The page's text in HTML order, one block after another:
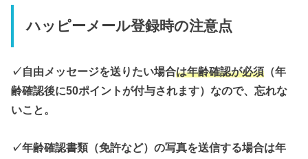
ハッピーメール登録時の注意点
✓自由メッセージを送りたい場合は年齢確認が必須 （年
齢確認後に50ポイントが付与されます）なので、忘れな
いこと。
✓年齢確認書類（免許など）の写真を送信する場合は年